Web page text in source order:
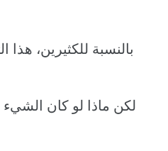
بالنسبة للكثيرين،
لكن ماذا لو كان